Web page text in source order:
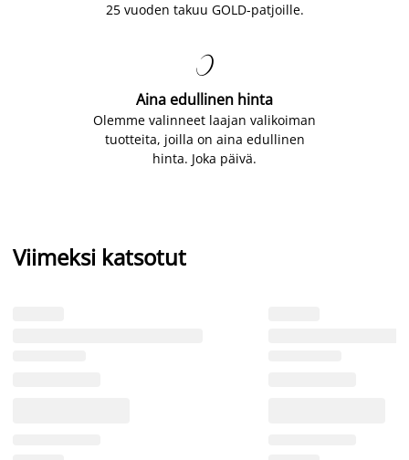
25 vuoden takuu GOLD-patjoille.

Aina edullinen hinta
Olemme valinneet laajan valikoiman
tuotteita, joilla on aina edullinen
hinta. Joka päivä.
Viimeksi katsotut